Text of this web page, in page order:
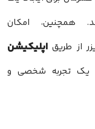
همچنین، امکان
از طریق اپلیکیشن
یک تجربه شخصی و